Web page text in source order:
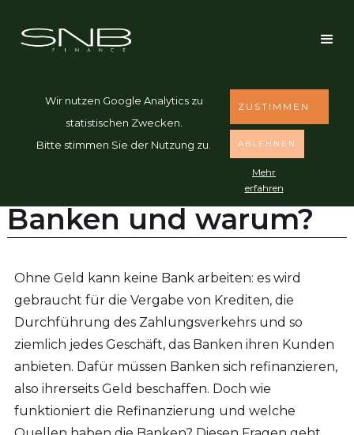
Wir nutzen Google Analytics zu
statistischen Zwecken.
Bitte stimmen Sie der Nutzung zu.
ZUSTIMMEN
ABLEHNEN
Mehr
erfahren
Wie refinanzieren sich
Banken und warum?
Ohne Geld kann keine Bank arbeiten: es wird
gebraucht für die Vergabe von Krediten, die
Durchführung des Zahlungsverkehrs und so
ziemlich jedes Geschäft, das Banken ihren Kunden
anbieten. Dafür müssen Banken sich refinanzieren,
also ihrerseits Geld beschaffen. Doch wie
funktioniert die Refinanzierung und welche